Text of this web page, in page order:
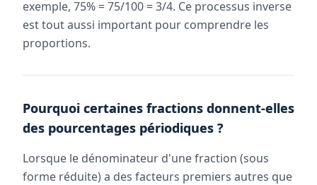
exemple, 75% = 75/100 = 3/4. Ce processus inverse
est tout aussi important pour comprendre les
proportions.
Pourquoi certaines fractions donnent-elles
des pourcentages périodiques ?
Lorsque le dénominateur d'une fraction (sous
forme réduite) a des facteurs premiers autres que